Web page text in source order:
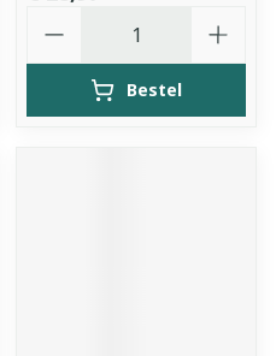
Bestel